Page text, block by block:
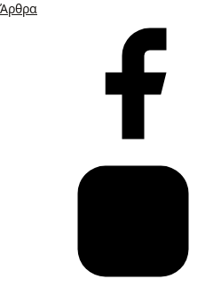
Άρθρα